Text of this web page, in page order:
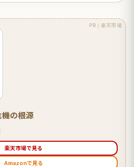
PR / 楽天市場
の根源
楽天市場で見る
Amazonで見る